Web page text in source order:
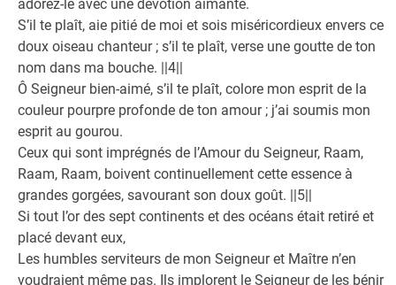
adorez-le avec une dévotion aimante.
S’il te plaît, aie pitié de moi et sois miséricordieux envers ce
doux oiseau chanteur ; s’il te plaît, verse une goutte de ton
nom dans ma bouche. ||4||
Ô Seigneur bien-aimé, s’il te plaît, colore mon esprit de la
couleur pourpre profonde de ton amour ; j’ai soumis mon
esprit au gourou.
Ceux qui sont imprégnés de l’Amour du Seigneur, Raam,
Raam, Raam, boivent continuellement cette essence à
grandes gorgées, savourant son doux goût. ||5||
Si tout l’or des sept continents et des océans était retiré et
placé devant eux,
Les humbles serviteurs de mon Seigneur et Maître n’en
voudraient même pas. Ils implorent le Seigneur de les bénir